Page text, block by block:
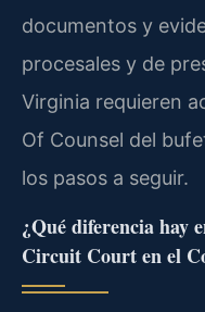
documentos y
procesales y de
Virginia requieren
Of Counsel del
los pasos a seguir.
¿Qué diferencia hay
Circuit Court en el